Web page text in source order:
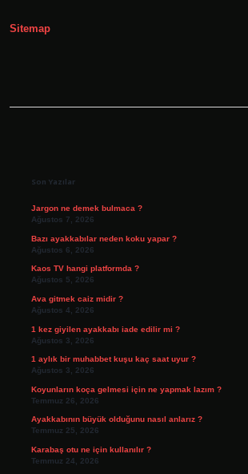
Sitemap
Son Yazılar
Jargon ne demek bulmaca ?
Ağustos 7, 2026
Bazı ayakkabılar neden koku yapar ?
Ağustos 6, 2026
Kaos TV hangi platformda ?
Ağustos 5, 2026
Ava gitmek caiz midir ?
Ağustos 4, 2026
1 kez giyilen ayakkabı iade edilir mi ?
Ağustos 3, 2026
1 aylık bir muhabbet kuşu kaç saat uyur ?
Ağustos 3, 2026
Koyunların koça gelmesi için ne yapmak lazım ?
Temmuz 26, 2026
Ayakkabının büyük olduğunu nasıl anlarız ?
Temmuz 25, 2026
Karabaş otu ne için kullanılır ?
Temmuz 24, 2026